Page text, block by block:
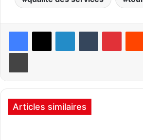
Articles similaires